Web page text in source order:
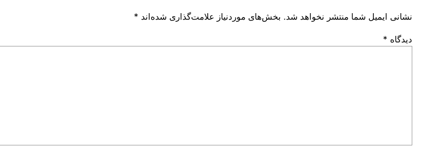
نشانی ایمیل شما منتشر نخواهد شد. بخش‌های موردنیاز علامت‌گذاری شده‌اند *
دیدگاه *